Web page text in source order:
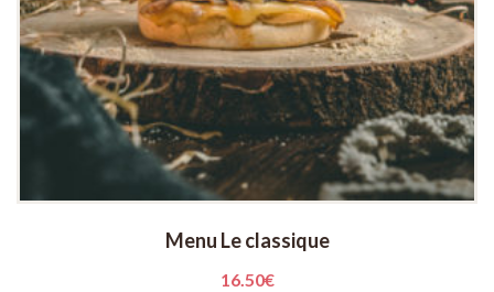
Menu Le classique
16.50€